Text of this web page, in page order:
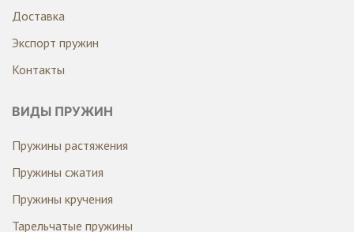
Доставка
Экспорт пружин
Контакты
ВИДЫ ПРУЖИН
Пружины растяжения
Пружины сжатия
Пружины кручения
Тарельчатые пружины